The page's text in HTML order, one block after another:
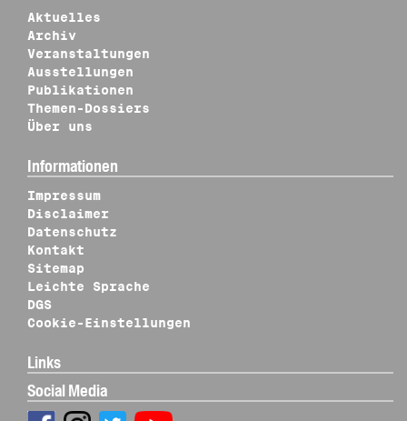
Aktuelles
Archiv
Veranstaltungen
Ausstellungen
Publikationen
Themen-Dossiers
Über uns
Informationen
Impressum
Disclaimer
Datenschutz
Kontakt
Sitemap
Leichte Sprache
DGS
Cookie-Einstellungen
Links
Social Media